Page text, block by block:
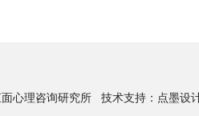
心理咨询研究所 技术支持：点墨设